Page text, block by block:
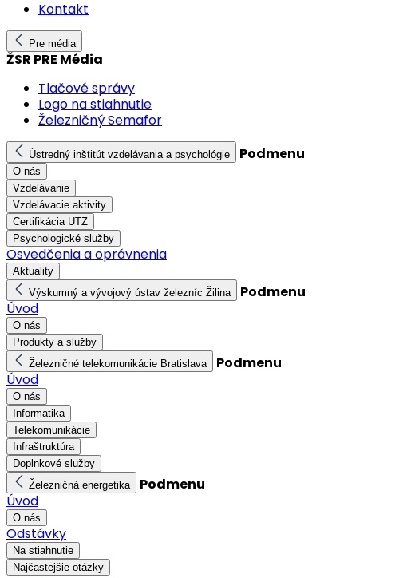
Kontakt
Pre média
ŽSR PRE Média
Tlačové správy
Logo na stiahnutie
Železničný Semafor
Ústredný inštitút vzdelávania a psychológie Podmenu
O nás
Vzdelávanie
Vzdelávacie aktivity
Certifikácia UTZ
Psychologické služby
Osvedčenia a oprávnenia
Aktuality
Výskumný a vývojový ústav železníc Žilina
Podmenu
Úvod
O nás
Produkty a služby
Železničné telekomunikácie Bratislava
Podmenu
Úvod
O nás
Informatika
Telekomunikácie
Infraštruktúra
Doplnkové služby
Železničná energetika
Podmenu
Úvod
O nás
Odstávky
Na stiahnutie
Najčastejšie otázky